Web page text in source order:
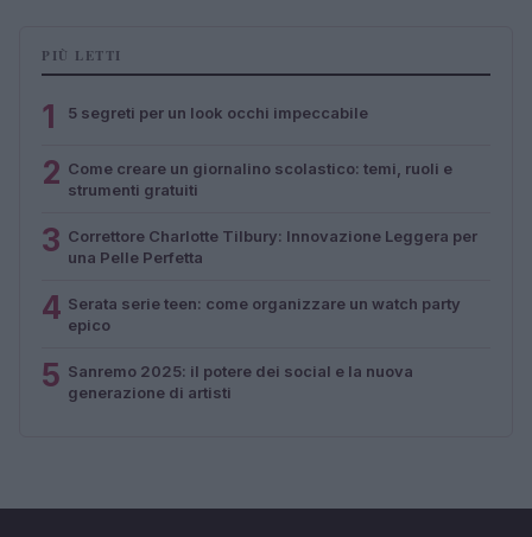
PIÙ LETTI
1 5 segreti per un look occhi impeccabile
2 Come creare un giornalino scolastico: temi, ruoli e
strumenti gratuiti
3 Correttore Charlotte Tilbury: Innovazione Leggera per
una Pelle Perfetta
4 Serata serie teen: come organizzare un watch party
epico
5 Sanremo 2025: il potere dei social e la nuova
generazione di artisti